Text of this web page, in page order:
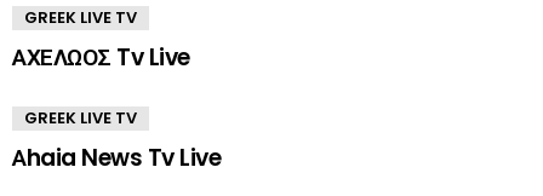
GREEK LIVE TV
ΑΧΕΛΩΟΣ Tv Live
GREEK LIVE TV
Αhaia News Tv Live